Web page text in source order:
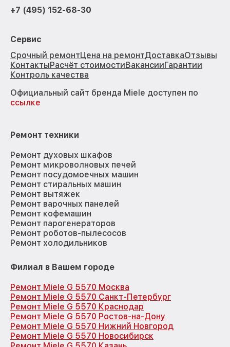
+7 (495) 152-68-30
Сервис
Срочный ремонтЦена на ремонтДоставкаОтзывы
КонтактыРасчёт стоимостиВакансииГарантии
Контроль качества
Официальный сайт бренда Miele доступен по
ссылке
Ремонт техники
Ремонт духовых шкафов
Ремонт микроволновых печей
Ремонт посудомоечных машин
Ремонт стиральных машин
Ремонт вытяжек
Ремонт варочных панелей
Ремонт кофемашин
Ремонт парогенераторов
Ремонт роботов-пылесосов
Ремонт холодильников
Филиал в Вашем городе
Ремонт Miele G 5570 Москва
Ремонт Miele G 5570 Санкт-Петербург
Ремонт Miele G 5570 Краснодар
Ремонт Miele G 5570 Ростов-на-Дону
Ремонт Miele G 5570 Нижний Новгород
Ремонт Miele G 5570 Новосибирск